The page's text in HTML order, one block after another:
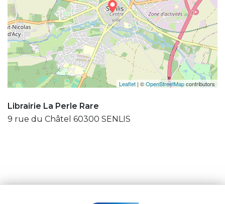
Leaflet | ©OpenStreetMapcontributors
Librairie La Perle Rare
9 rue du Châtel 60300 SENLIS